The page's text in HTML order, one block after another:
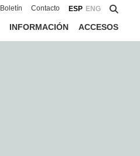
Boletín Contacto ESP ENG
INFORMACIÓN ACCESOS